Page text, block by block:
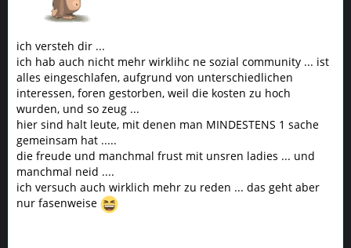
ich versteh dir ...
ich hab auch nicht mehr wirklihc ne sozial community ... ist
alles eingeschlafen, aufgrund von unterschiedlichen
interessen, foren gestorben, weil die kosten zu hoch
wurden, und so zeug ...
hier sind halt leute, mit denen man MINDESTENS 1 sache
gemeinsam hat .....
die freude und manchmal frust mit unsren ladies ... und
manchmal neid ....
ich versuch auch wirklich mehr zu reden ... das geht aber
nur fasenweise